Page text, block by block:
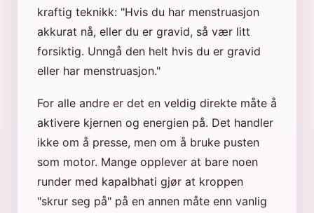
kraftig teknikk: "Hvis du har menstruasjon
akkurat nå, eller du er gravid, så vær litt
forsiktig. Unngå den helt hvis du er gravid
eller har menstruasjon."
For alle andre er det en veldig direkte måte å
aktivere kjernen og energien på. Det handler
ikke om å presse, men om å bruke pusten
som motor. Mange opplever at bare noen
runder med kapalbhati gjør at kroppen
"skrur seg på" på en annen måte enn vanlig